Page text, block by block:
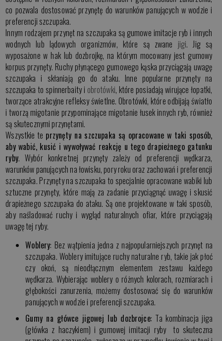
co pozwala dostosować przynętę do warunków panujących w wodzie i
preferencji szczupaka.
Innym rodzajem przynęt na szczupaka są gumowe imitacje ryb i innych
wodnych lub lądowych organizmów, które są zwane jigi. Jig są
wyposażone w hak lub dozbrojkę, na którym mocowany jest gumowy
korpus przynęty. Ruchy płynącego gumowego kąska przyciągają uwagę
szczupaka i skłaniają go do ataku. Inne popularne przynęty na
szczupaka to spinnerbaity i obrotówki, które posiadają wirujące łopatki,
tworzące atrakcyjne refleksy świetlne. Obrotówki, które odbijają światło
i tworzą migotanie przypominające migotanie łusek innych ryb, również
są skutecznymi przynętami.
Wszystkie te przynęty na szczupaka są opracowane w taki sposób,
aby wabić, kusić i wywoływać reakcję u tego drapieżnego gatunku
ryby. Wybór konkretnej przynęty zależy od preferencji wędkarza,
warunków panujących na łowisku, pory roku oraz zachowań i preferencji
szczupaka. Przynęty na szczupaka to specjalnie opracowane wabiki lub
sztuczne przynęty, które mają za zadanie przyciągnąć uwagę i skusić
drapieżnego szczupaka do ataku. Są one projektowane w taki sposób,
aby naśladować ruchy i wygląd naturalnych ofiar, które przyciągają
uwagę tej ryby.
Woblery: Bez wątpienia jedna z najpopularniejszych przynęt na
szczupaka. Woblery imitujące ruchy naturalne ryb, takie jak płoć
czy okoń, są nieodłącznym elementem zestawu każdego
wędkarza. Wybierając woblery o różnych kolorach, rozmiarach i
głębokości zanurzenia, możemy dostosować się do warunków
panujących w wodzie i preferencji szczupaka.
Gumy na główce jigowej lub dozbrojce: Ta kombinacja jiga
(główka z haczykiem) i gumowej imitacji ryby to skuteczna